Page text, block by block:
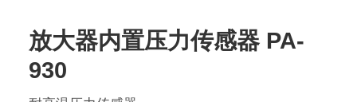
放大器内置压力传感器 PA-
930